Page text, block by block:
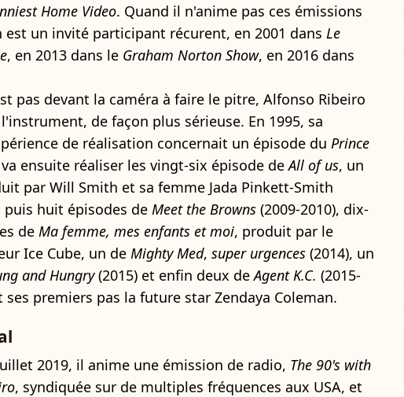
Home Video. Quand il n'anime pas ces émissions
est un invité participant récurent, en 2001 dans Le
, en 2013 dans le Graham Norton Show, en 2016 dans
pas devant la caméra à faire le pitre, Alfonso Ribeiro
de façon plus sérieuse. En 1995, sa
de réalisation concernait un épisode du Prince
ensuite réaliser les vingt-six épisode deAll of us, un
par Will Smith et sa femme Jada Pinkett-Smith
puis huit épisodes de Meet the Browns (2009-2010), dix-
de Ma femme, mes enfants et moi, produit par le
Ice Cube, un de Mighty Med, super urgences (2014), un
and Hungry(2015) et enfin deux deAgent K.C. (2015-
ses premiers pas la future star Zendaya Coleman.
2019, il anime une émission de radio, The 90's with
, syndiquée sur de multiples fréquences aux USA, et